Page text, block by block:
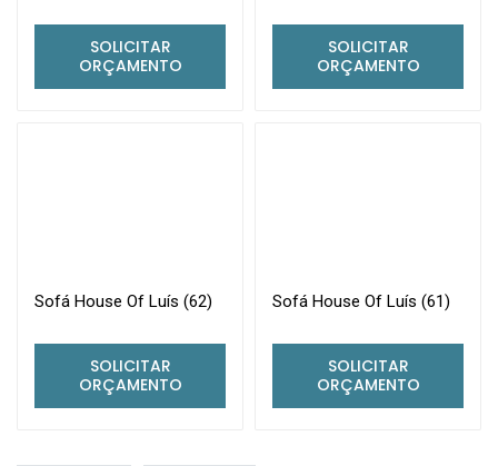
SOLICITAR
ORÇAMENTO
SOLICITAR
ORÇAMENTO
Sofá House Of Luís (62)
SOLICITAR
ORÇAMENTO
Sofá House Of Luís (61)
SOLICITAR
ORÇAMENTO